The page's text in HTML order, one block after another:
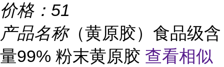
价格： 51
产品名称（黄原胶）食品级含
量99% 粉末黄原胶 查看相似